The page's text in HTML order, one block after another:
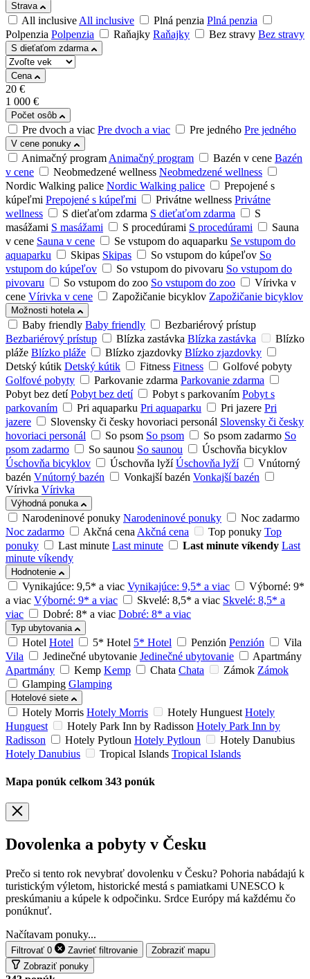
Strava
All inclusiveAll inclusive Plná penzia Plná penzia
Polpenzia Polpenzia Raňajky Raňajky Bez stravy Bez stravy
S dieťaťom zdarma
Cena
20 €
1 000 €
Počet osôb
Pre dvoch a viac Pre dvoch a viac Pre jedného Pre jedného
V cene ponuky
Animačný programAnimačný program Bazén v cene Bazén
v cene
Neobmedzené wellness Neobmedzené wellness
Nordic Walking palice Nordic Walking palice
Prepojené s
kúpeľmi Prepojené s kúpeľmi Privátne wellness Privátne
wellness
S dieťaťom zdarma S dieťaťom zdarma
S
masážami S masážami S procedúrami S procedúrami
Sauna
v cene Sauna v cene Se vstupom do aquaparku Se vstupom do
aquaparku
Skipas Skipas So vstupom do kúpeľov So
vstupom do kúpeľov
So vstupom do pivovaru So vstupom do
pivovaru
So vstupom do zoo So vstupom do zoo
Vírivka v
cene Vírivka v cene Zapožičanie bicyklov Zapožičanie bicyklov
Možnosti hotela
Baby friendly Baby friendly
Bezbariérový prístup
Bezbariérový prístup
Blízka zastávka Blízka zastávka
Blízko
pláže Blízko pláže Blízko zjazdovky Blízko zjazdovky
Detský kútik Detský kútik Fitness Fitness
Golfové pobyty
Golfové pobyty
Parkovanie zdarma Parkovanie zdarma
Pobyt bez detí Pobyt bez detí Pobyt s parkovaním Pobyt s
parkovaním
Pri aquaparku Pri aquaparku Pri jazere Pri
jazere
Slovensky či česky hovoriaci personál Slovensky či česky
hovoriaci personál
So psom So psom So psom zadarmo So
psom zadarmo
So saunou So saunou
Úschovňa bicyklov
Úschovňa bicyklov
Úschovňa lyží Úschovňa lyží
Vnútorný
bazén Vnútorný bazén Vonkajší bazén Vonkajší bazén
Vírivka Vírivka
Výhodná ponuka
Narodeninové ponuky Narodeninové ponuky
Noc zadarmo
Noc zadarmo
Akčná cenaAkčná cena Top ponuky Top
ponuky
Last minute Last minute Last minute víkendy Last
minute víkendy
Hodnotenie
Vynikajúce: 9,5* a viac Vynikajúce: 9,5* a viac
Výborné: 9*
a viac Výborné: 9* a viac Skvelé: 8,5* a viac Skvelé: 8,5* a
viac
Dobré: 8* a viac Dobré: 8* a viac
Typ ubytovania
Hotel Hotel 5* Hotel 5* Hotel Penzión Penzión
Vila
Vila
Jedinečné ubytovanie Jedinečné ubytovanie
Apartmány
Apartmány
Kemp Kemp Chata Chata Zámok Zámok
Glamping Glamping
Hotelové siete
Hotely Morris Hotely Morris Hotely Hunguest Hotely
Hunguest
Hotely Park Inn by Radisson Hotely Park Inn by
Radisson
Hotely Pytloun Hotely Pytloun
Hotely Danubius
Hotely Danubius
Tropical Islands Tropical Islands
Mapa ponúk celkom 343 ponúk
Dovolenka a pobyty v Česku
Prečo si tento rok nevybrať dovolenku v Česku? Pohoria nabádajú k
turistickým výletom, historické mestá s pamiatkami UNESCO k
preskúmaniu a kúpele k odpočinku. Srdce Európy má každému čo
ponúknuť.
Načítavam ponuky...
Filtrovať 0 Zavrieť filtrovanie
Zobraziť mapu
Zobraziť ponuky